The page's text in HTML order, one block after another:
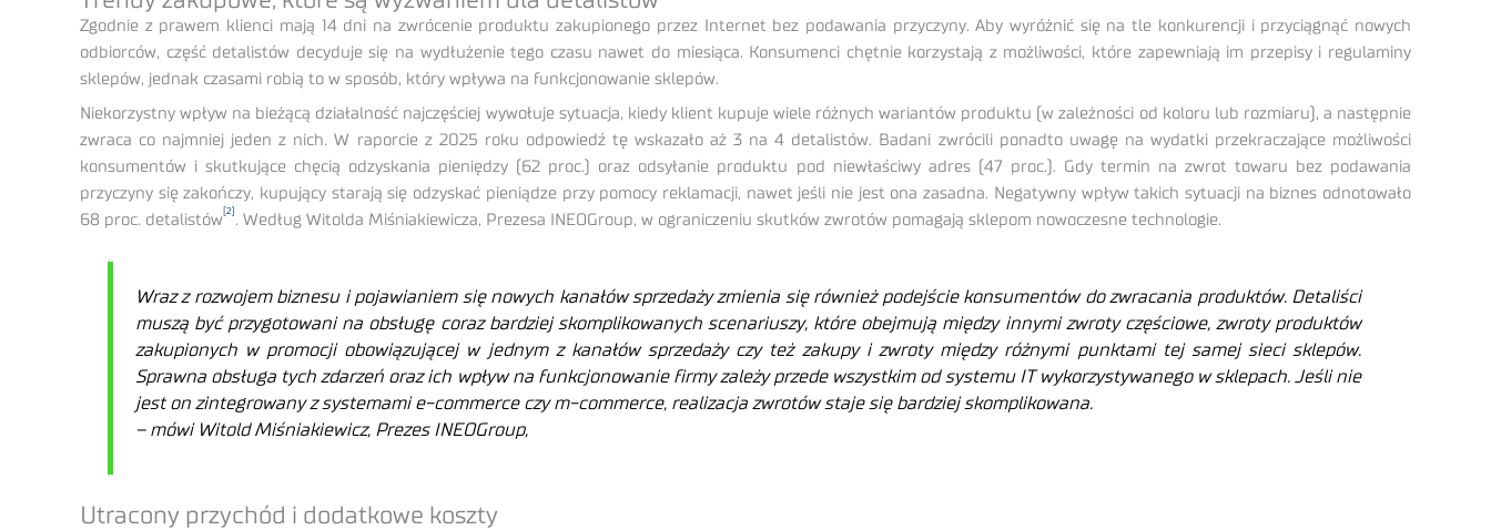
Zgodnie z prawem klienci mają 14 dni na zwrócenie produktu zakupionego przez Internet bez podawania przyczyny. Aby wyróżnić się na tle konkurencji i przyciągnąć nowych
odbiorców, część detalistów decyduje się na wydłużenie tego czasu nawet do miesiąca. Konsumenci chętnie korzystają z możliwości, które zapewniają im przepisy i regulaminy
sklepów, jednak czasami robią to w sposób, który wpływa na funkcjonowanie sklepów.
Niekorzystny wpływ na bieżącą działalność najczęściej wywołuje sytuacja, kiedy klient kupuje wiele różnych wariantów produktu (w zależności od koloru lub rozmiaru), a następnie
zwraca co najmniej jeden z nich. W raporcie z 2025 roku odpowiedź tę wskazało aż 3 na 4 detalistów. Badani zwrócili ponadto uwagę na wydatki przekraczające możliwości
konsumentów i skutkujące chęcią odzyskania pieniędzy (62 proc.) oraz odsyłanie produktu pod niewłaściwy adres (47 proc.). Gdy termin na zwrot towaru bez podawania
przyczyny się zakończy, kupujący starają się odzyskać pieniądze przy pomocy reklamacji, nawet jeśli nie jest ona zasadna. Negatywny wpływ takich sytuacji na biznes odnotowało
68 proc. detalistów
[2]
. Według Witolda Miśniakiewicza, Prezesa INEOGroup, w ograniczeniu skutków zwrotów pomagają sklepom nowoczesne technologie.
Wraz z rozwojem biznesu i pojawianiem się nowych kanałów sprzedaży zmienia się również podejście konsumentów do zwracania produktów. Detaliści
muszą być przygotowani na obsługę coraz bardziej skomplikowanych scenariuszy, które obejmują między innymi zwroty częściowe, zwroty produktów
zakupionych w promocji obowiązującej w jednym z kanałów sprzedaży czy też zakupy i zwroty między różnymi punktami tej samej sieci sklepów.
Sprawna obsługa tych zdarzeń oraz ich wpływ na funkcjonowanie firmy zależy przede wszystkim od systemu IT wykorzystywanego w sklepach. Jeśli nie
jest on zintegrowany z systemami e-commerce czy m-commerce, realizacja zwrotów staje się bardziej skomplikowana.
– mówi Witold Miśniakiewicz, Prezes INEOGroup,
Utracony przychód i dodatkowe koszty